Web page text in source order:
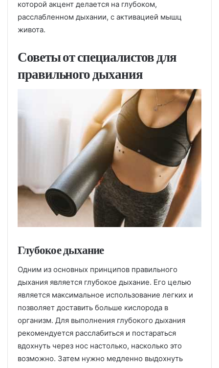
которой акцент делается на глубоком,
расслабленном дыхании, с активацией мышц
живота.
Советы от специалистов для
правильного дыхания
Глубокое дыхание
Одним из основных принципов правильного
дыхания является глубокое дыхание. Его целью
является максимальное использование легких и
позволяет доставить больше кислорода в
организм. Для выполнения глубокого дыхания
рекомендуется расслабиться и постараться
вдохнуть через нос настолько, насколько это
возможно. Затем нужно медленно выдохнуть